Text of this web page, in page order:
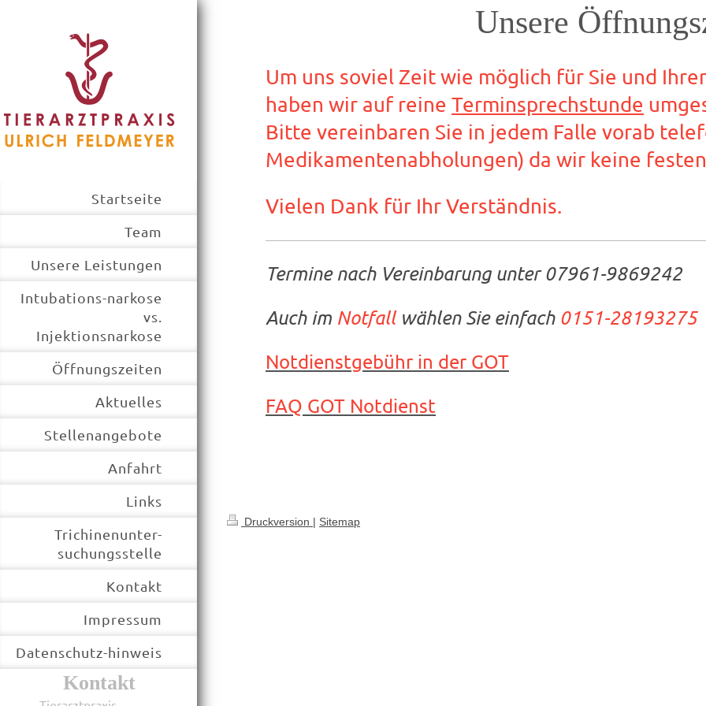
Startseite
Team
Unsere Leistungen
Intubations-narkose
vs.
Injektionsnarkose
Öffnungszeiten
Aktuelles
Stellenangebote
Anfahrt
Links
Trichinenunter-
suchungsstelle
Kontakt
Impressum
Datenschutz-hinweis
Kontakt
Unsere
Um uns soviel Zeit wie möglich für Sie und
haben wir auf reine Terminsprechstunde
Bitte vereinbaren Sie in jedem Falle vorab
Medikamentenabholungen) da wir keine
Vielen Dank für Ihr Verständnis.
Termine nach Vereinbarung unter 07961-9869242
Auch im Notfallwählen Sie einfach 0151-28193275
Notdienstgebühr in der GOT
FAQ GOT Notdienst
Druckversion | Sitemap